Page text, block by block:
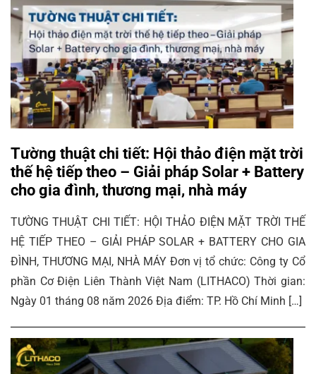
Tường thuật chi tiết: Hội thảo điện mặt trời
thế hệ tiếp theo – Giải pháp Solar + Battery
cho gia đình, thương mại, nhà máy
TƯỜNG THUẬT CHI TIẾT: HỘI THẢO ĐIỆN MẶT TRỜI THẾ
HỆ TIẾP THEO – GIẢI PHÁP SOLAR + BATTERY CHO GIA
ĐÌNH, THƯƠNG MẠI, NHÀ MÁY Đơn vị tổ chức: Công ty Cổ
phần Cơ Điện Liên Thành Việt Nam (LITHACO) Thời gian:
Ngày 01 tháng 08 năm 2026 Địa điểm: TP. Hồ Chí Minh […]